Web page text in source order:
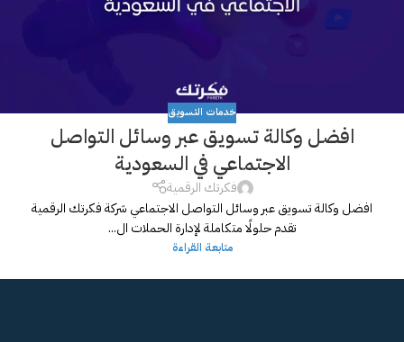
خدمات التسويق
افضل وكالة تسويق عبر وسائل التواصل
الاجتماعي في السعودية
فكرتك الرقمية
افضل وكالة تسويق عبر وسائل التواصل الاجتماعي شركة فكرتك الرقمية
تقدم حلولًا متكاملة لإدارة الحملات ال...
متابعة القراءة